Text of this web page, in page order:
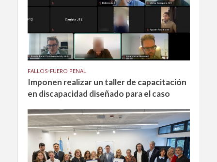
FALLOS•FUERO PENAL
Imponen realizar un taller de capacitación
en discapacidad diseñado para el caso